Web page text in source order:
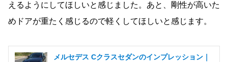
えるようにしてほしいと感じました。あと、剛性が高いた
めドアが重たく感じるので軽くしてほしいと感じます。
メルセデス Cクラスセダンのインプレッション｜